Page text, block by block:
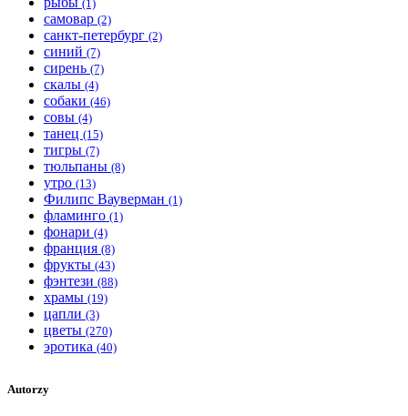
(1)
самовар (2)
санкт-петербург (2)
синий (7)
сирень (7)
скалы (4)
собаки (46)
совы (4)
танец (15)
тигры (7)
тюльпаны (8)
утро (13)
Филипс Вауверман (1)
фламинго (1)
фонари (4)
франция (8)
фрукты (43)
фэнтези (88)
храмы (19)
цапли (3)
цветы (270)
эротика (40)
Autorzy